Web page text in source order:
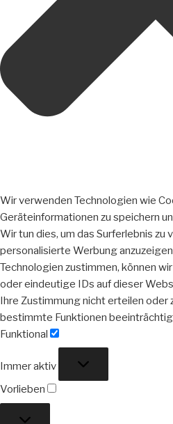
Wir verwenden Technologien wie
Geräteinformationen zu speichern
Wir tun dies, um das Surferlebnis zu
personalisierte Werbung
Technologien zustimmen, können
oder eindeutige IDs auf dieser
Ihre Zustimmung nicht erteilen oder
bestimmte Funktionen
Funktional
Immer aktiv
Vorlieben